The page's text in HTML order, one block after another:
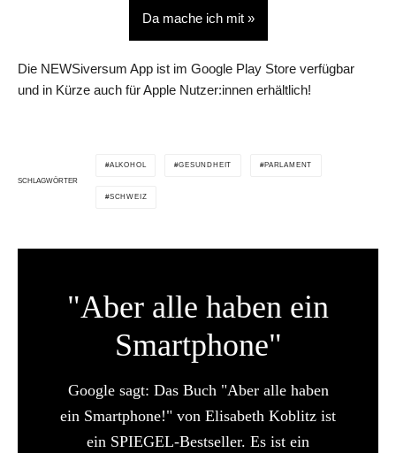
Da mache ich mit »
Die NEWSiversum App ist im Google Play Store verfügbar
und in Kürze auch für Apple Nutzer:innen erhältlich!
SCHLAGWÖRTER
ALKOHOL GESUNDHEIT PARLAMENT
SCHWEIZ
"Aber alle haben ein
Smartphone"
Google sagt: Das Buch "Aber alle haben
ein Smartphone!" von Elisabeth Koblitz ist
ein SPIEGEL-Bestseller. Es ist ein